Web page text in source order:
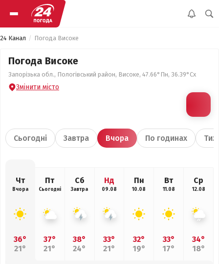
24 Канал Погода Високе
Погода Високе
Запорізька обл., Пологівський район, Високе, 47.66°Пн, 36.39°Сх
Змінити місто
Сьогодні Завтра Вчора По годинах
Чт
Вчора
36°
21°
Пт
Сьогодні
37°
21°
Сб
Завтра
38°
24°
Нд
09.08
33°
21°
Пн
10.08
32°
19°
Вт
11.08
33°
17°
Ср
12.08
34°
18°